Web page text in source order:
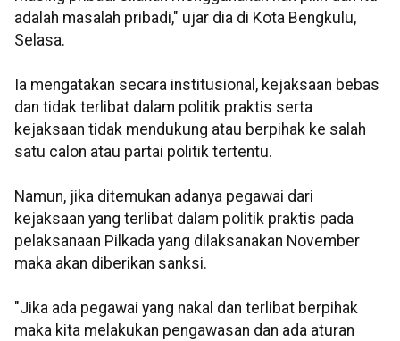
adalah masalah pribadi," ujar dia di Kota Bengkulu,
Selasa.
Ia mengatakan secara institusional, kejaksaan bebas
dan tidak terlibat dalam politik praktis serta
kejaksaan tidak mendukung atau berpihak ke salah
satu calon atau partai politik tertentu.
Namun, jika ditemukan adanya pegawai dari
kejaksaan yang terlibat dalam politik praktis pada
pelaksanaan Pilkada yang dilaksanakan November
maka akan diberikan sanksi.
"Jika ada pegawai yang nakal dan terlibat berpihak
maka kita melakukan pengawasan dan ada aturan